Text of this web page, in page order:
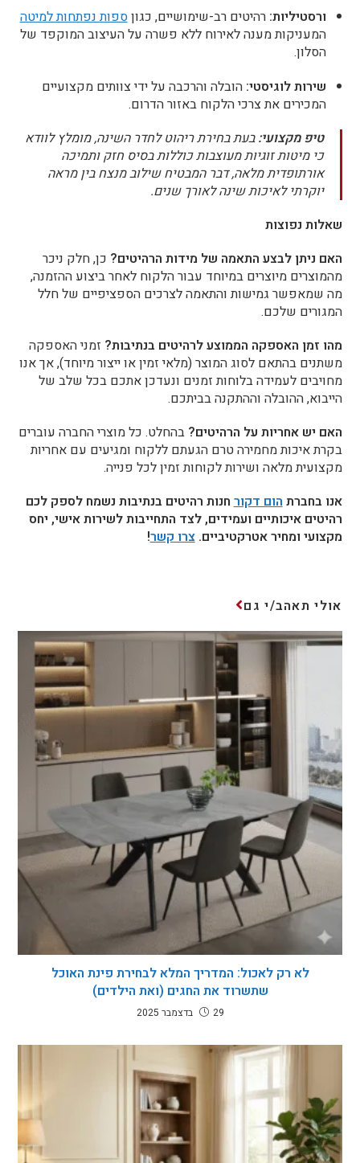
ורסטיליות: רהיטים רב-שימושיים, כגוןספות נפתחות למיטה
המעניקות מענה לאירוח ללא פשרה על העיצוב המוקפד של
הסלון.
שירות לוגיסטי: הובלה והרכבה על ידי צוותים מקצועיים
המכירים את צרכי הלקוח באזור הדרום.
טיפ מקצועי:בעת בחירת ריהוט לחדר השינה, מומלץ לוודא
כי מיטות זוגיות מעוצבות כוללות בסיס חזק ותמיכה
אורתופדית מלאה, דבר המבטיח שילוב מנצח בין מראה
יוקרתי לאיכות שינה לאורך שנים.
שאלות נפוצות
האם ניתן לבצע התאמה של מידות הרהיטים? כן, חלק ניכר
מהמוצרים מיוצרים במיוחד עבור הלקוח לאחר ביצוע ההזמנה,
מה שמאפשר גמישות והתאמה לצרכים הספציפיים של חלל
המגורים שלכם.
מהו זמן האספקה הממוצע לרהיטים בנתיבות? זמני האספקה
משתנים בהתאם לסוג המוצר (מלאי זמין או ייצור מיוחד), אך אנו
מחויבים לעמידה בלוחות זמנים ונעדכן אתכם בכל שלב של
הייבוא, ההובלה וההתקנה בביתכם.
האם יש אחריות על הרהיטים? בהחלט. כל מוצרי החברה עוברים
בקרת איכות מחמירה טרם הגעתם ללקוח ומגיעים עם אחריות
מקצועית מלאה ושירות לקוחות זמין לכל פנייה.
אנו בחברת הום דקור חנות רהיטים בנתיבות נשמח לספק לכם
רהיטים איכותיים ועמידים, לצד התחייבות לשירות אישי, יחס
מקצועי ומחיר אטרקטיביים.צרו קשר!
אולי תאהב/י גם
לא רק לאכול: המדריך המלא לבחירת פינת האוכל
שתשרוד את החגים (ואת הילדים)
29 בדצמבר 2025